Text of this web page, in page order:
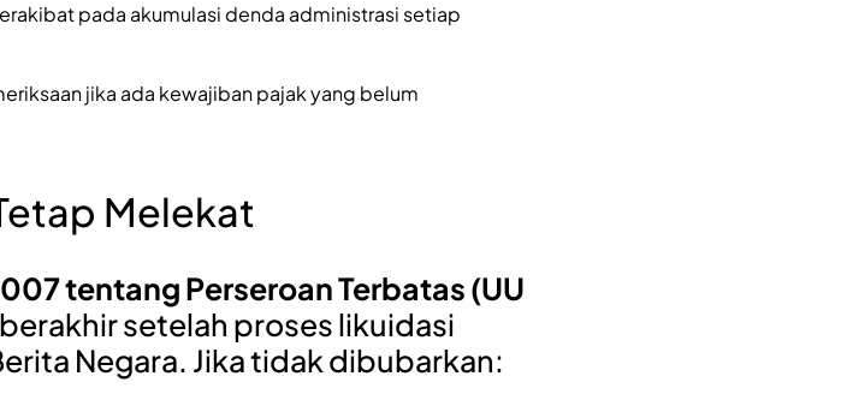
pada akumulasi denda administrasi setiap
jika ada kewajiban pajak yang belum
Melekat
tentang Perseroan Terbatas (UU
setelah proses likuidasi
Negara. Jika tidak dibubarkan: